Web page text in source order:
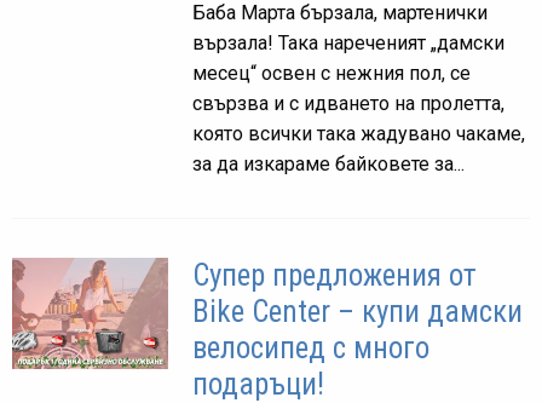
Баба Марта бързала, мартенички
вързала! Така нареченият „дамски
месец“ освен с нежния пол, се
свързва и с идването на пролетта,
която всички така жадувано чакаме,
за да изкараме байковете за...
Супер предложения от
Bike Center – купи дамски
велосипед с много
подаръци!